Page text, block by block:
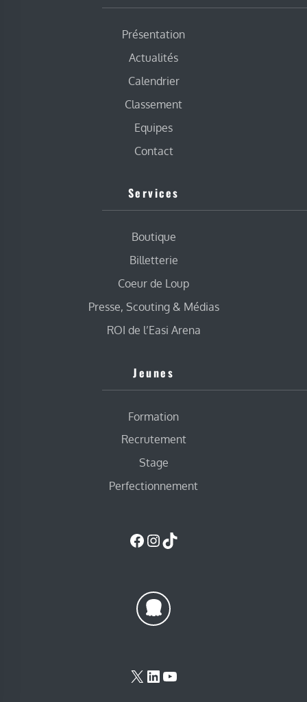
Présentation
Actualités
Calendrier
Classement
Equipes
Contact
Services
Boutique
Billetterie
Coeur de Loup
Presse, Scouting & Médias
ROI de l’Easi Arena
Jeunes
Formation
Recrutement
Stage
Perfectionnement
Facebook
Instagram
TikTok
X LinkedIn
YouTube